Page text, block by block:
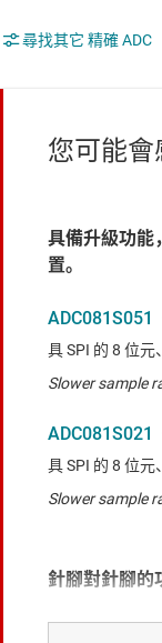
尋找其它 精確 ADC
您可能
具備升級功能
置。
ADC081S051
具 SPI 的 8 位元
Slower sample
ADC081S021
具 SPI 的 8 位元
Slower sample
針腳對針腳的